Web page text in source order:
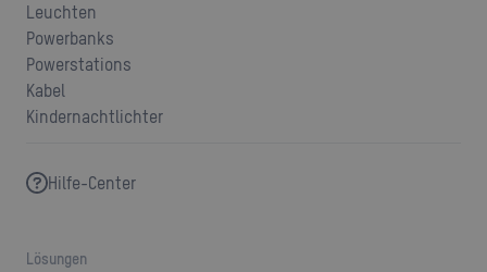
Leuchten
Powerbanks
Powerstations
Kabel
Kindernachtlichter
Hilfe-Center
Lösungen